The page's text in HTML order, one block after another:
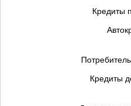
Кредиты
Кредиты